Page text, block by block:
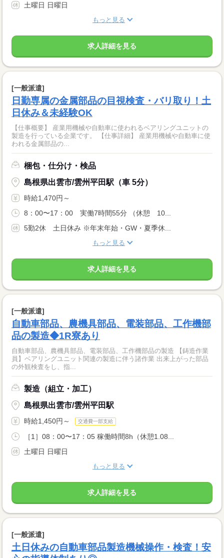
土曜日 日曜日
もっと見る
求人詳細を見る
[一般派遣]
日勤専属の金属部品の目視検査・バリ取り！土
日休み＆未経験OK
【仕事概要】 産業用機械や自動車に使われるベアリングユニットの
製造を行っている企業です。 【仕事詳細】 産業用機械や自動車に使
われる金属部品の...
梱包・仕分け・検品
島根県出雲市/雲州平田駅（車 5分）
時給1,470円～
8：00〜17：00 実働7時間55分 （休憩 10...
5勤2休 土日休み ※年末年始・GW・夏季休...
もっと見る
求人詳細を見る
[一般派遣]
自動車部品、農機具部品、電装部品、工作機部
品の製造◆1R寮あり
自動車部品、農機具部品、電装部品、工作機部品の製造 【鋳造作業
員】ベアリングユニット関連の製造に伴う諸作業 出来上がった部品
の外観検査をし、指...
製造（組立・加工）
島根県出雲市/雲州平田駅
時給1,450円～ 交通費一部支給
［1］08：00〜17：05 稼働時間8h（休憩1.08...
土曜日 日曜日
もっと見る
求人詳細を見る
[一般派遣]
土日休みの自動車部品製造機械操作・検査！安